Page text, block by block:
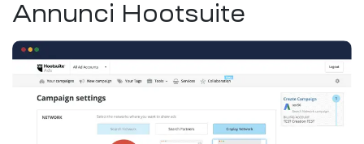
Annunci Hootsuite